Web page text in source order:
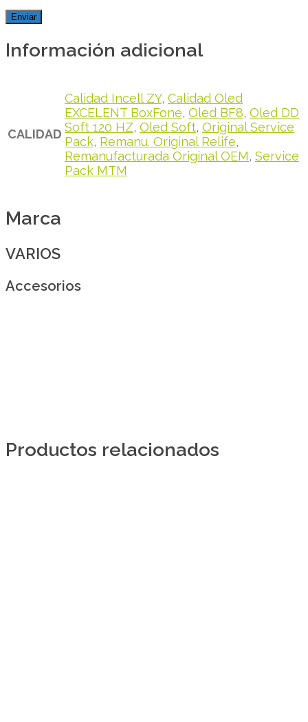
Información adicional
CALIDAD
Calidad Incell ZY, Calidad Oled
EXCELENT BoxFone, Oled BF8, Oled DD
Soft 120 HZ, Oled Soft, Original Service
Pack, Remanu. Original Relife,
Remanufacturada Original OEM, Service
Pack MTM
Marca
VARIOS
Accesorios
Productos relacionados